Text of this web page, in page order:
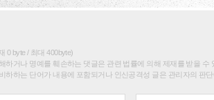
0 byte / 최대 400byte)
하거나 명예를 훼손하는 댓글은 관련 법률에 의해 제재를 받을 수
하하는 단어가 내용에 포함되거나 인신공격성 글은 관리자의 판